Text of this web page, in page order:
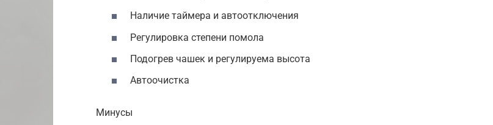
Наличие таймера и автоотключения
Регулировка степени помола
Подогрев чашек и регулируема высота
Автоочистка
Минусы